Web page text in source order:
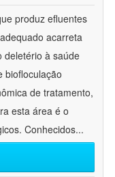
produz efluentes
acarreta
deletério à saúde
biofloculação
de tratamento,
esta área é o
Conhecidos...